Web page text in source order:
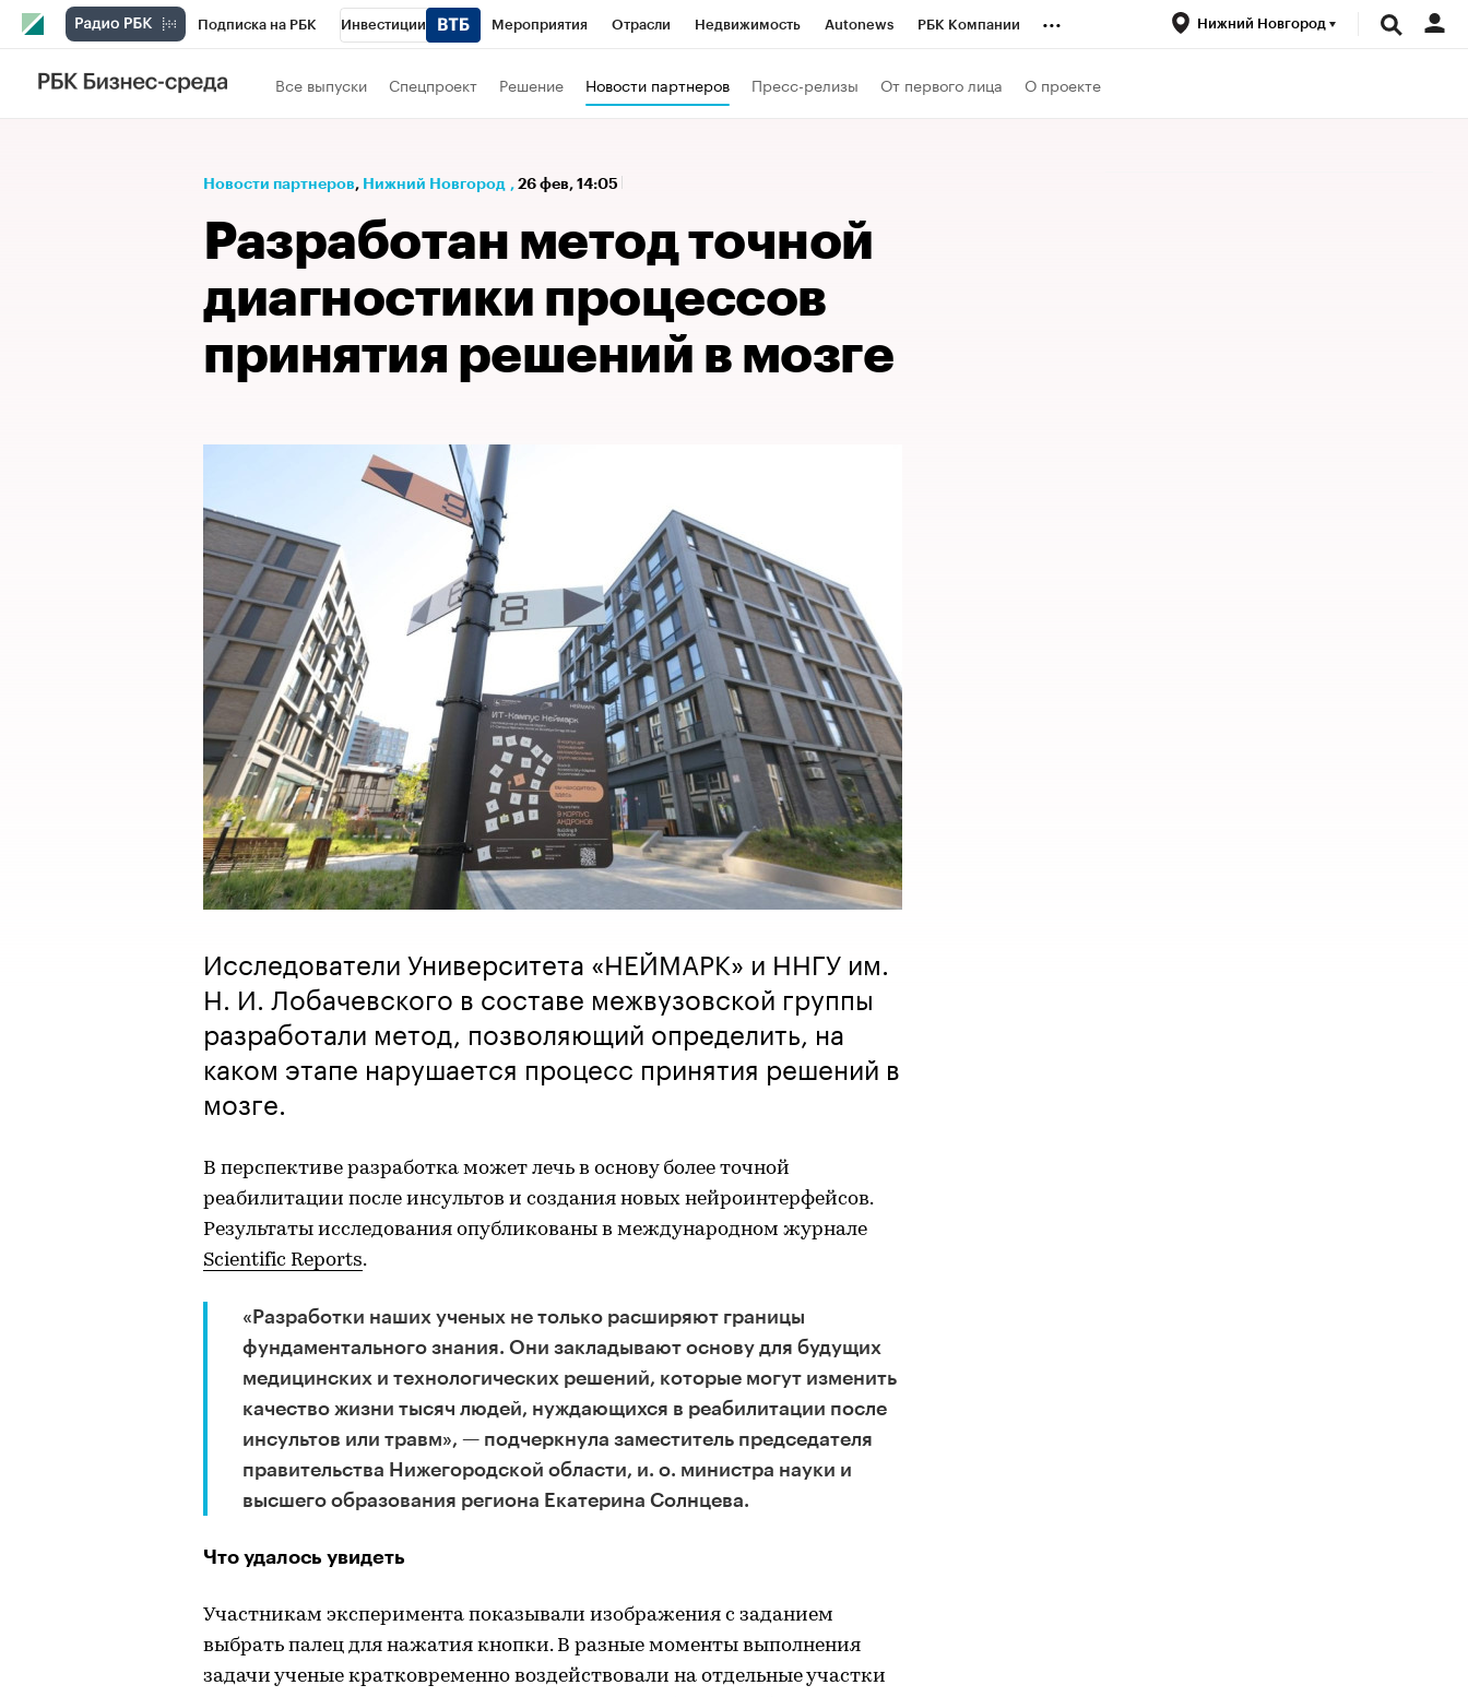
Подписка на РБК Инвестиции Мероприятия Отрасли Недвижимость Autonews РБК Компании
Телеканал
Спецпроекты Проверка контрагентов Технологии и медиа
Рынок наличной валюты
... Нижний Новгород
Все выпуски Спецпроект Решение Новости партнеров Пресс-релизы От первого лица О проекте
Новости партнеров⁠, Нижний Новгород , 26 фев, 14:05
Разработан метод точной
диагностики процессов
принятия решений в мозге
Исследователи Университета «НЕЙМАРК» и ННГУ им.
Н. И. Лобачевского в составе межвузовской группы
разработали метод, позволяющий определить, на
каком этапе нарушается процесс принятия решений в
мозге.
В перспективе разработка может лечь в основу более точной
реабилитации после инсультов и создания новых нейроинтерфейсов.
Результаты исследования опубликованы в международном журнале
Scientific Reports.
«Разработки наших ученых не только расширяют границы
фундаментального знания. Они закладывают основу для будущих
медицинских и технологических решений, которые могут изменить
качество жизни тысяч людей, нуждающихся в реабилитации после
инсультов или травм», — подчеркнула заместитель председателя
правительства Нижегородской области, и. о. министра науки и
высшего образования региона Екатерина Солнцева.
Что удалось увидеть
Участникам эксперимента показывали изображения с заданием
выбрать палец для нажатия кнопки. В разные моменты выполнения
задачи ученые кратковременно воздействовали на отдельные участки